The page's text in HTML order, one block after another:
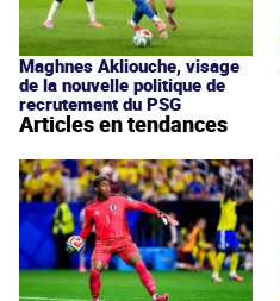
Maghnes Akliouche, visage
de la nouvelle politique de
recrutement du PSG
Articles en tendances